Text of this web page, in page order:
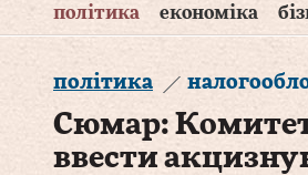
політика економіка
політика
Сюмар: Комитет
ввести